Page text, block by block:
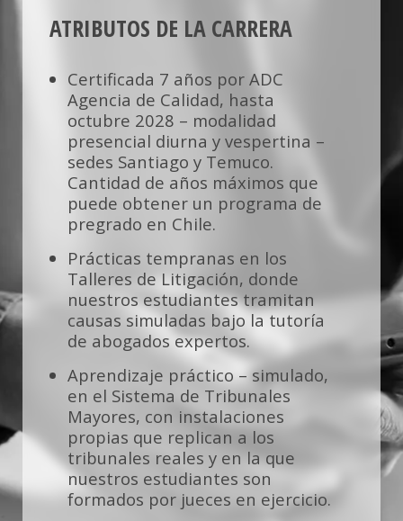
estudiantes son formados por jueces en
Integración, que profundizan las instituciones
Fundamentales del Derecho y propician qué
nuestros estudiantes rindan el examen de
grado inmediatamente al egresar.
ATRIBUTOS DE LA CARRERA
Certificada 7 años por ADC
Agencia de Calidad, hasta
octubre 2028 – modalidad
presencial diurna y vespertina –
sedes Santiago y Temuco.
Cantidad de años máximos que
puede obtener un programa de
pregrado en Chile.
Prácticas tempranas en los
Talleres de Litigación, donde
nuestros estudiantes tramitan
causas simuladas bajo la tutoría
de abogados expertos.
Aprendizaje práctico – simulado,
en el Sistema de Tribunales
Mayores, con instalaciones
propias que replican a los
tribunales reales y en la que
nuestros estudiantes son
formados por jueces en ejercicio.